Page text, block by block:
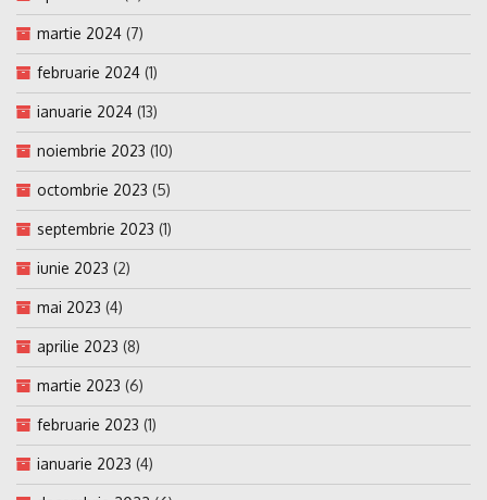
martie 2024 (7)
februarie 2024 (1)
ianuarie 2024 (13)
noiembrie 2023 (10)
octombrie 2023 (5)
septembrie 2023 (1)
iunie 2023 (2)
mai 2023 (4)
aprilie 2023 (8)
martie 2023 (6)
februarie 2023 (1)
ianuarie 2023 (4)